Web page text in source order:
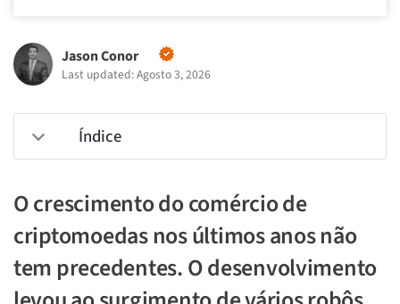
Jason Conor
Last updated: Agosto 3, 2026
Índice
O crescimento do comércio de
criptomoedas nos últimos anos não
tem precedentes. O desenvolvimento